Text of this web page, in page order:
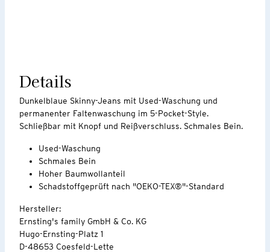
Details
Dunkelblaue Skinny-Jeans mit Used-Waschung und
permanenter Faltenwaschung im 5-Pocket-Style.
Schließbar mit Knopf und Reißverschluss. Schmales Bein.
Used-Waschung
Schmales Bein
Hoher Baumwollanteil
Schadstoffgeprüft nach "OEKO-TEX®"-Standard
Hersteller:
Ernsting's family GmbH & Co. KG
Hugo-Ernsting-Platz 1
D-48653 Coesfeld-Lette